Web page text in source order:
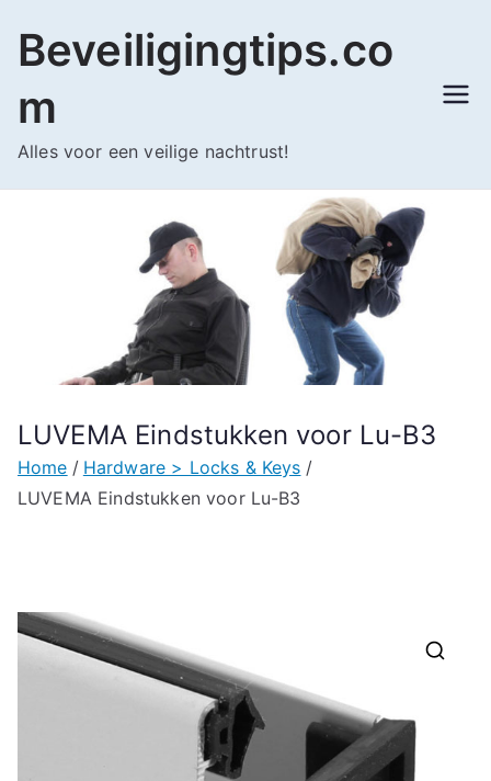
naar
inhoud
Beveiligingtips.co
m
Alles voor een veilige nachtrust!
LUVEMA Eindstukken voor Lu-B3
Home
Hardware > Locks & Keys
LUVEMA Eindstukken voor Lu-B3